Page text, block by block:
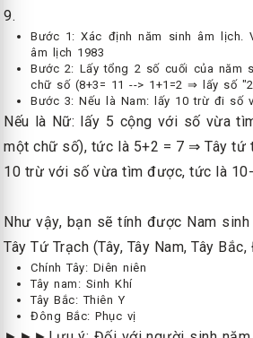
9.
Bước 1: Xác định năm sinh âm lịch.
âm lịch 1983
Bước 2: Lấy tổng 2 số cuối của năm
chữ số (8+3= 11 --> 1+1=2 ⇒ lấy số
Bước 3: Nếu là Nam: lấy 10 trừ đi số
Nếu là Nữ: lấy 5 cộng với số vừa
một chữ số), tức là 5+2 = 7 ⇒ Tây tứ
10 trừ với số vừa tìm được, tức là
Như vậy, bạn sẽ tính được Nam
Tây Tứ Trạch (Tây, Tây Nam, Tây
Chính Tây: Diên niên
Tây nam: Sinh Khí
Tây Bắc: Thiên Y
Đông Bắc: Phục vị